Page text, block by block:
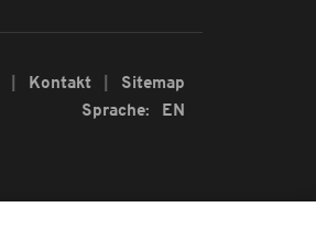
Kontakt
Sitemap
Sprache:
EN